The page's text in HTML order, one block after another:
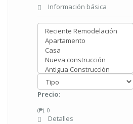
Información básica
Precio:
(₱). 0
Detalles